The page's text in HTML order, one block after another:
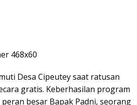
Desa Cipeutey saat ratusan
gratis. Keberhasilan program
besar Bapak Padni, seorang